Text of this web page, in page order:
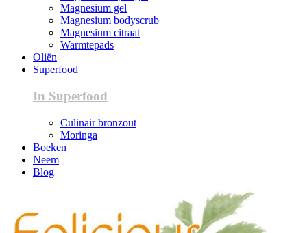
Magnesium gel
Magnesium bodyscrub
Magnesium citraat
Warmtepads
Oliën
Superfood
In Superfood
Culinair bronzout
Moringa
Boeken
Neem
Blog